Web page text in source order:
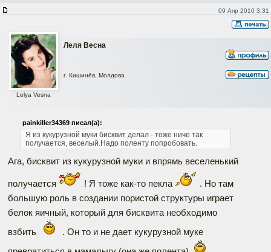
09 Апр 2010 3:31
Леля Весна
Lelya Vesna
г. Кишинёв, Молдова
painkiller34369 писал(а):
Я из кукурузной муки бисквит делал - тоже ниче так
получается, веселый.Надо поленту попробовать.
Ага, бисквит из кукурузной муки и впрямь веселенький
получается ! Я тоже как-то пекла
. Но там
большую роль в создании пористой структуры играет
белок яичный, который для бисквита необходимо
взбить
. Он то и не дает кукурузной муке